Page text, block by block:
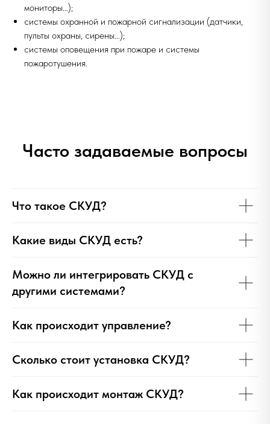
мониторы…);
системы охранной и пожарной сигнализации (датчики,
пульты охраны, сирены…);
системы оповещения при пожаре и системы
пожаротушения.
Часто задаваемые вопросы
Что такое СКУД?
Какие виды СКУД есть?
Можно ли интегрировать СКУД с
другими системами?
Как происходит управление?
Сколько стоит установка СКУД?
Как происходит монтаж СКУД?